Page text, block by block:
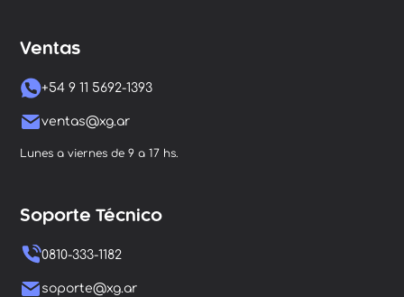
Ventas
+54 9 11 5692-1393
ventas@xg.ar
Lunes a viernes de 9 a 17 hs.
Soporte Técnico
0810-333-1182
soporte@xg.ar